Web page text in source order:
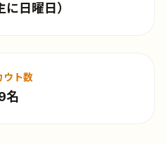
日曜日）
ウト数
名